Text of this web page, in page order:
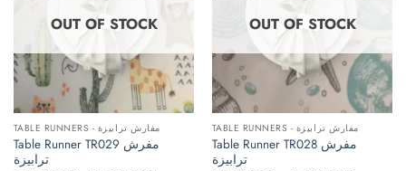
OUT OF STOCK
TABLE RUNNERS - مفارش ترابيزة
Table Runner TR029 مفرش
ترابيزة
OUT OF STOCK
TABLE RUNNERS - مفارش ترابيزة
Table Runner TR028 مفرش
ترابيزة